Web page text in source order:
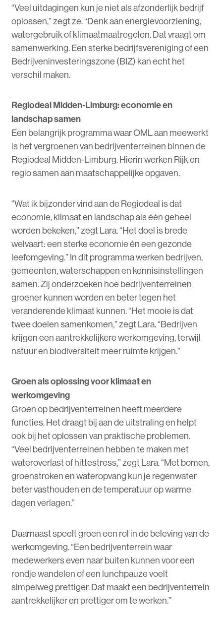
“Veel uitdagingen kun je niet als afzonderlijk bedrijf
oplossen,” zegt ze. “Denk aan energievoorziening,
watergebruik of klimaatmaatregelen. Dat vraagt om
samenwerking. Een sterke bedrijfsvereniging of een
Bedrijveninvesteringszone (BIZ) kan echt het
verschil maken.
Regiodeal Midden-Limburg: economie en
landschap samen
Een belangrijk programma waar OML aan meewerkt
is het vergroenen van bedrijventerreinen binnen de
Regiodeal Midden-Limburg. Hierin werken Rijk en
regio samen aan maatschappelijke opgaven.
“Wat ik bijzonder vind aan de Regiodeal is dat
economie, klimaat en landschap als één geheel
worden bekeken,” zegt Lara. “Het doel is brede
welvaart: een sterke economie én een gezonde
leefomgeving.” In dit programma werken bedrijven,
gemeenten, waterschappen en kennisinstellingen
samen. Zij onderzoeken hoe bedrijventerreinen
groener kunnen worden en beter tegen het
veranderende klimaat kunnen. “Het mooie is dat
twee doelen samenkomen,” zegt Lara. “Bedrijven
krijgen een aantrekkelijkere werkomgeving, terwijl
natuur en biodiversiteit meer ruimte krijgen.”
Groen als oplossing voor klimaat en
werkomgeving
Groen op bedrijventerreinen heeft meerdere
functies. Het draagt bij aan de uitstraling en helpt
ook bij het oplossen van praktische problemen.
“Veel bedrijventerreinen hebben te maken met
wateroverlast of hittestress,” zegt Lara. “Met bomen,
groenstroken en wateropvang kun je regenwater
beter vasthouden en de temperatuur op warme
dagen verlagen.”
Daarnaast speelt groen een rol in de beleving van de
werkomgeving. “Een bedrijventerrein waar
medewerkers even naar buiten kunnen voor een
rondje wandelen of een lunchpauze voelt
simpelweg prettiger. Dat maakt een bedrijventerrein
aantrekkelijker en prettiger om te werken.”